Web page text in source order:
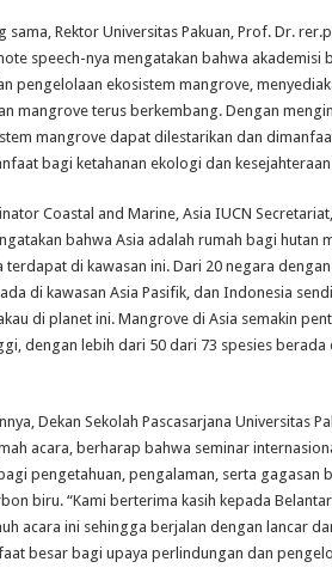
sama, Rektor Universitas Pakuan, Prof. Dr.
speech-nya mengatakan bahwa
pengelolaan ekosistem mangrove,
mangrove terus berkembang. Dengan
mangrove dapat dilestarikan dan
bagi ketahanan ekologi dan
Coastal and Marine, Asia IUCN
bahwa Asia adalah rumah bagi hutan
terdapat di kawasan ini. Dari 20 negara
di kawasan Asia Pasifik, dan Indonesia
di planet ini. Mangrove di Asia semakin
dengan lebih dari 50 dari 73 spesies
Dekan Sekolah Pascasarjana Universitas
acara, berharap bahwa seminar
pengetahuan, pengalaman, serta gagasan
biru. “Kami berterima kasih kepada
acara ini sehingga berjalan dengan lancar
besar bagi upaya perlindungan dan